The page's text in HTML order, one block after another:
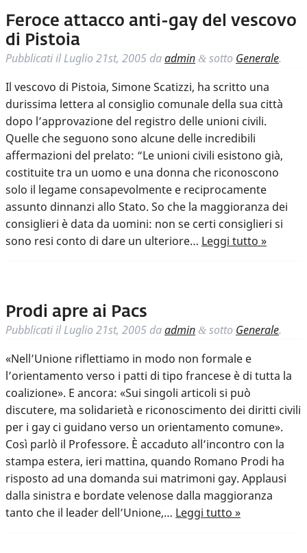
Feroce attacco anti-gay del vescovo
di Pistoia
Pubblicati ilLuglio 21st, 2005 daadmin & sotto Generale.
Il vescovo di Pistoia, Simone Scatizzi, ha scritto una
durissima lettera al consiglio comunale della sua città
dopo l’approvazione del registro delle unioni civili.
Quelle che seguono sono alcune delle incredibili
affermazioni del prelato: “Le unioni civili esistono già,
costituite tra un uomo e una donna che riconoscono
solo il legame consapevolmente e reciprocamente
assunto dinnanzi allo Stato. So che la maggioranza dei
consiglieri è data da uomini: non se certi consiglieri si
sono resi conto di dare un ulteriore… Leggi tutto »
Prodi apre ai Pacs
Pubblicati ilLuglio 21st, 2005 daadmin & sotto Generale.
«Nell’Unione riflettiamo in modo non formale e
l’orientamento verso i patti di tipo francese è di tutta la
coalizione». E ancora: «Sui singoli articoli si può
discutere, ma solidarietà e riconoscimento dei diritti civili
per i gay ci guidano verso un orientamento comune».
Così parlò il Professore. È accaduto all’incontro con la
stampa estera, ieri mattina, quando Romano Prodi ha
risposto ad una domanda sui matrimoni gay. Applausi
dalla sinistra e bordate velenose dalla maggioranza
tanto che il leader dell’Unione,… Leggi tutto »